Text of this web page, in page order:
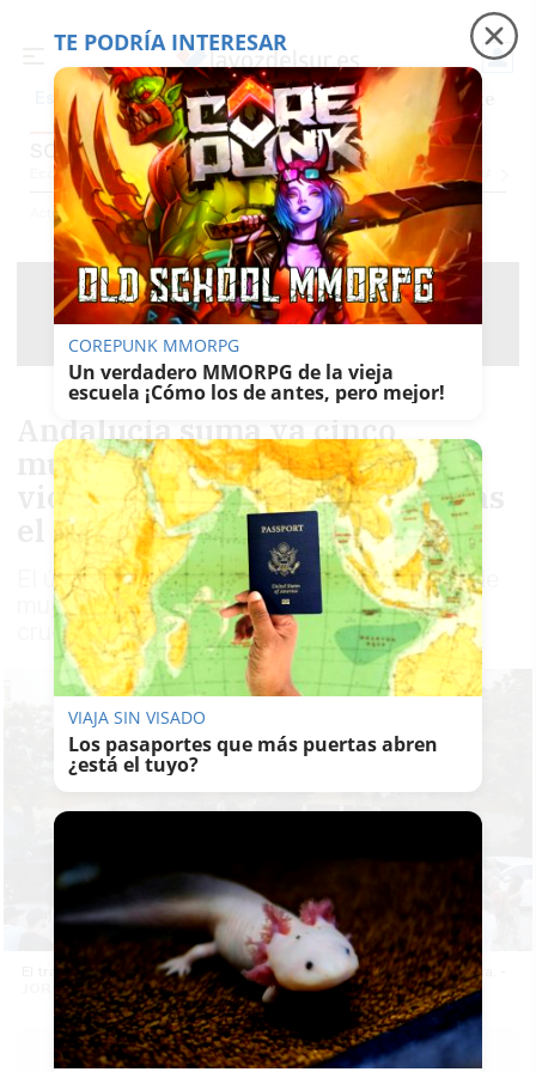
Es noticia Precio luz Padre Coraje Fábrica de botellas
SOCIEDAD
EconomíaSociedadInternacionalPolíticaEcología Educación Salud
Actualidad Sociedad
Andalucía suma ya cinco
mujeres asesinadas por
violencia machista en 2026 tras
el crimen de Málaga
El último feminicidio eleva a 24 el número de
mujeres que han perdido la vida de manera
cruel por la violencia de género en España
El traslado de uno de los cuerpos tras el crimen machista en Málaga. -
JORGE ZAPATA/EFE
TE PODRÍA INTERESAR
COREPUNK MMORPG
Un verdadero MMORPG de la vieja
escuela ¡Cómo los de antes, pero mejor!
VIAJA SIN VISADO
Los pasaportes que más puertas abren
¿está el tuyo?